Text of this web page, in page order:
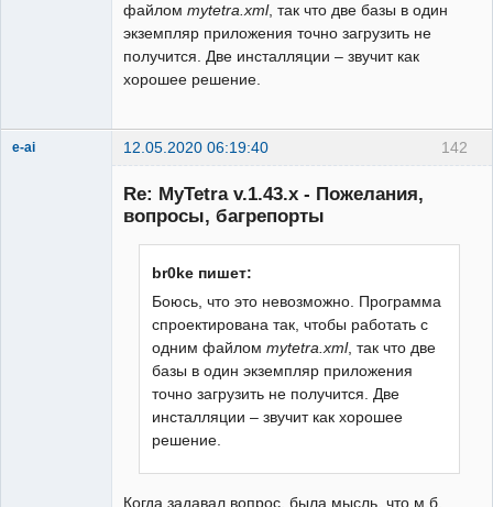
файлом mytetra.xml, так что две базы в один
экземпляр приложения точно загрузить не
получится. Две инсталляции – звучит как
хорошее решение.
142
e-ai 12.05.2020 06:19:40
Re: MyTetra v.1.43.x - Пожелания,
вопросы, багрепорты
br0ke пишет:
Боюсь, что это невозможно. Программа
спроектирована так, чтобы работать с
одним файломmytetra.xml, так что две
базы в один экземпляр приложения
точно загрузить не получится. Две
инсталляции – звучит как хорошее
решение.
Когда задавал вопрос, была мысль, что м.б.